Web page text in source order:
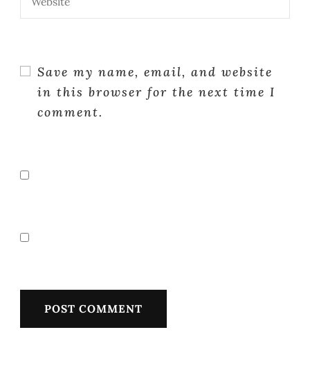
Save my name, email, and website
in this browser for the next time I
comment.